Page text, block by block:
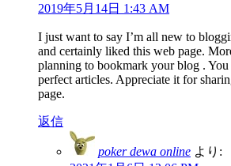
2019年5月14日 1:43 AM
I just want to say I’m all new to
and certainly liked this web page.
planning to bookmark your blog .
perfect articles. Appreciate it for
page.
返信
poker dewa online より: